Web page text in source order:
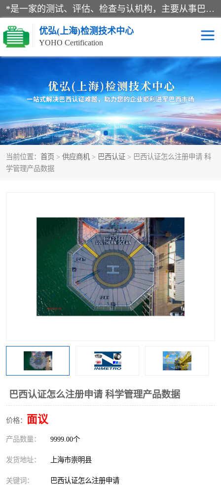
*是一家的测试、评估、检查与认机构，主要从事巴西NR10认证、NR12认证、NR13认证；ANATEL认证、INMTRO认证，欧盟CE认证：MD认证，PED认证，MID认证，ATEX认证，德国蓝色天使认证。
优弘(上海)检测技术中心
YOHO Certification
当前位置： 首页 > 供应商机 > 巴西认证 > 巴西认证怎么注册申请 科
学管理产品数据
巴西认证怎么注册申请 科学管理产品数据
价格： 面议
产品数量： 9999.00个
发货地址： 上海市崇明县
关键词： 巴西认证怎么注册申请
RECYCLASS认证 NR10认证
NR12认证 NR13认证
ART认证 巴西NR认证
巴西认证 RETIE认证